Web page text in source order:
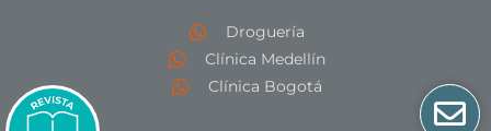
Droguería
Clínica Medellín
Clínica Bogotá